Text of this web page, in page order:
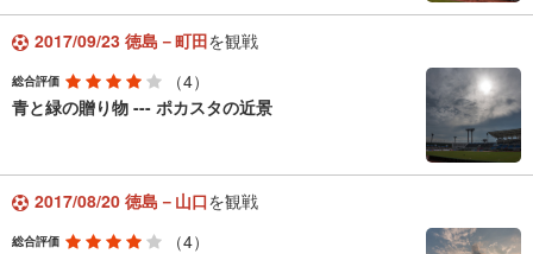
2017/09/23 徳島－町田を観戦
総合評価
（4）
青と緑の贈り物 --- ポカスタの近景
2017/08/20 徳島－山口を観戦
総合評価
（4）